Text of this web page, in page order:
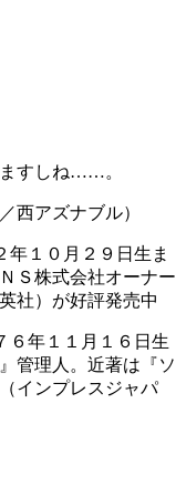
すしね……。
アズナブル）
年１０月２９日生ま
Ｓ株式会社オーナー
社）が好評発売中
６年１１月１６日生
管理人。近著は『ソ
インプレスジャパ